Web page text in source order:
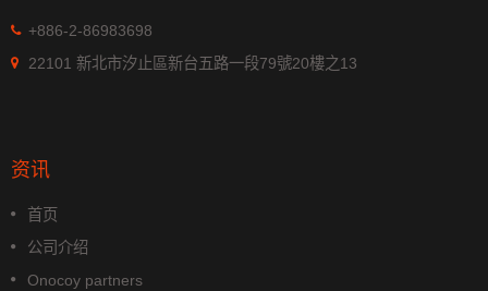
+886-2-86983698
22101 新北市汐止區新台五路一段79號20樓之13
资讯
首页
公司介绍
Onocoy partners